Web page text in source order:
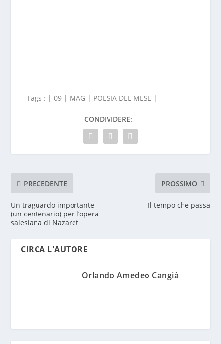
Tags : |09 | MAG | POESIA DEL MESE |
CONDIVIDERE:
PRECEDENTE
Un traguardo importante
(un centenario) per l’opera
salesiana di Nazaret
PROSSIMO
Il tempo che passa
CIRCA L'AUTORE
Orlando Amedeo Cangià